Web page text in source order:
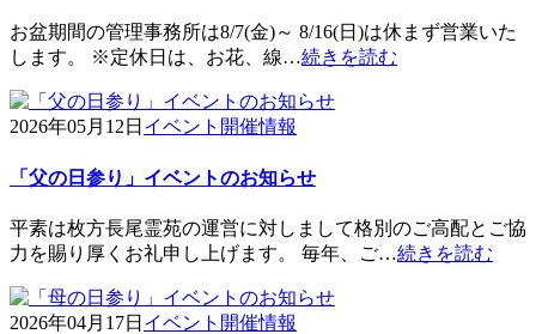
お盆期間の管理事務所は8/7(金)～ 8/16(日)は休まず営業いた
します。 ※定休日は、お花、線…続きを読む
2026年05月12日 イベント開催情報
「父の日参り」イベントのお知らせ
平素は枚方長尾霊苑の運営に対しまして格別のご高配とご協
力を賜り厚くお礼申し上げます。 毎年、ご…続きを読む
2026年04月17日 イベント開催情報